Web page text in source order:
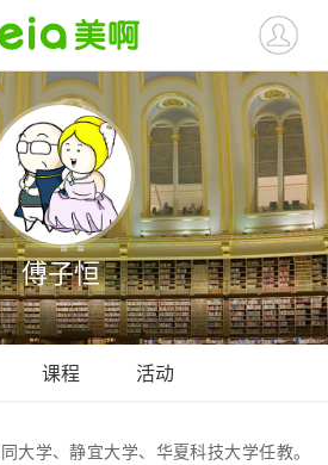
傅子恒
课程 活动
大学、静宜大学、华夏科技大学任教。